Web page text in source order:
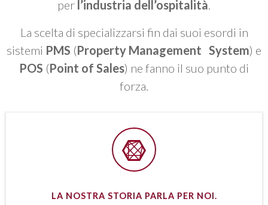
per l’industria dell’ospitalità
La scelta di specializzarsi fin dai suoi esordi in
sistemi PMS (Property Management System) e
POS (Point of Sales) ne fanno il suo punto di
forza.
LA NOSTRA STORIA PARLA PER NOI.